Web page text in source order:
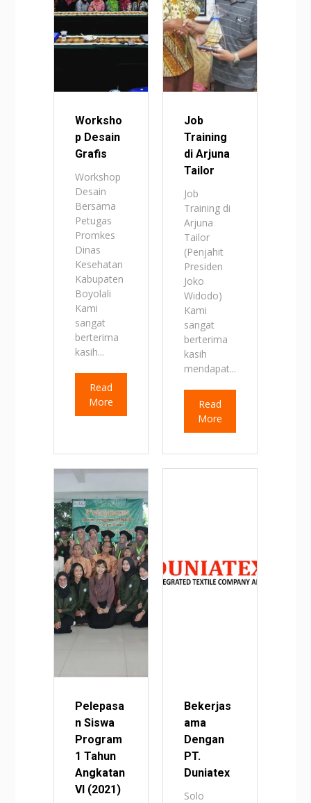
Worksho
p Desain
Grafis
Workshop
Desain
Bersama
Petugas
Promkes
Dinas
Kesehatan
Kabupaten
Boyolali
Kami
sangat
berterima
kasih...
Read
More
Job
Training
di Arjuna
Tailor
Job
Training di
Arjuna
Tailor
(Penjahit
Presiden
Joko
Widodo)
Kami
sangat
berterima
kasih
mendapat...
Read
More
Pelepasa
n Siswa
Program
1 Tahun
Angkatan
VI (2021)
Bekerjas
ama
Dengan
PT.
Duniatex
Solo